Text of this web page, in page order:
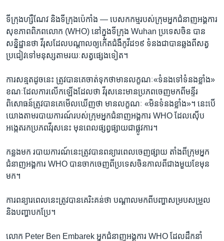
ទីក្រុង​ហ្សឺណែវ និង​ទីក្រុង​ប៉េកាំង — បេសកកម្ម​របស់​ក្រុម​អ្នក​ជំនាញ​អង្គការ​
សុខភាព​ពិភពលោក (WHO) នៅ​ក្នុង​ទីក្រុង Wuhan ប្រទេស​ចិន បាន​
សន្និដ្ឋាន​ថា វីរុសដែល​បណ្តាល​ឲ្យ​កើត​ជំងឺកូវីដ១៩ ទំនងជា​បាន​ឆ្លង​ពី​សត្វ​
ប្រជៀវ​ទៅ​មនុស្ស​តាម​រយៈ​សត្វ​ផ្សេង​ទៀត។
ការ​សន្មត​ដូចនេះ ​ត្រូវ​បាន​គេ​ចាត់ទុក​ថា​មាន​លក្ខណៈ«ទំនង​ទៅ​ទំនង​ខ្លាំង»
ខណៈដែល​ការ​លើកឡើង​ដែល​ថា វីរុស​នេះ​មាន​ប្រភព​ចេញ​មកពី​មន្ទីរ​
ពិសោធន៍​ត្រូវ​បាន​គេ​មើល​ឃើញ​ថា ​មាន​លក្ខណៈ «មិន​ទំនង​ខ្លាំង»។ នេះ​បើ​
យោង​តាម​របាយការណ៍​របស់​ក្រុម​អ្នក​ជំនាញ​អង្គការ WHO ដែល​ស៊ើប​
អង្កេត​រក​ប្រភព​វីរុស​នេះ មុន​ពេល​ផ្សព្វផ្សាយ​ជា​ផ្លូវការ។
កន្លង​មក របាយការណ៍​នេះ​ត្រូវ​បាន​ពន្យារពេល​ចេញ​ផ្សាយ តាំង​ពី​ក្រុម​អ្នក​
ជំនាញ​អង្គការ WHO បាន​ចាកចេញ​ពី​ប្រទេស​ចិន​កាលពី​ជាង​មួយ​ខែ​មុន​
មក។
ការ​ពន្យារពេល​នេះ​ត្រូវ​បាន​គេ​រិះគន់​ថា ​បណ្ដាល​មកពី​បញ្ហា​សម្របសម្រួល​
និង​បញ្ហា​បកប្រែ។
លោក Peter Ben Embarek អ្នក​ជំនាញ​អង្គការ WHO ដែល​ដឹកនាំ​